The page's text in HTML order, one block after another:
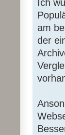
Ich
am
der